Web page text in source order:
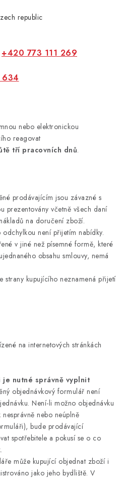
republic
+420 773 111 269
nebo elektronickou
reagovat
tří pracovních dnů.
prodávajícím jsou závazné s
prezentovány včetně všech daní
na doručení zboží.
není přijetím nabídky.
v jiné než písemné formě, které
obsahu smlouvy, nemá
strany kupujícího neznamená přijetí
na internetových stránkách
nutné správně vyplnit
objednávkový formulář není
Není-li možno objednávku
nebo neúplně
bude prodávající
spotřebitele a pokusí se o co
může kupující objednat zboží i
jako jeho bydliště. V